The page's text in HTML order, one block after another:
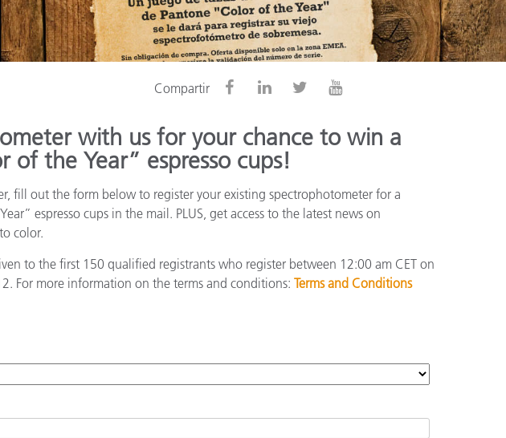
de Construcción
Compartir
with us for your chance to win a
the Year” espresso cups!
fill out the form below to register your existing spectrophotometer for a
espresso cups in the mail. PLUS, get access to the latest news on
color.
to the first 150 qualified registrants who register between 12:00 am CET on
For more information on the terms and conditions: Terms and Conditions